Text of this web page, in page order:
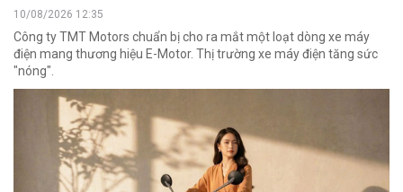
10/08/2026 12:35
Công ty TMT Motors chuẩn bị cho ra mắt một loạt dòng xe máy
điện mang thương hiệu E-Motor. Thị trường xe máy điện tăng sức
"nóng".